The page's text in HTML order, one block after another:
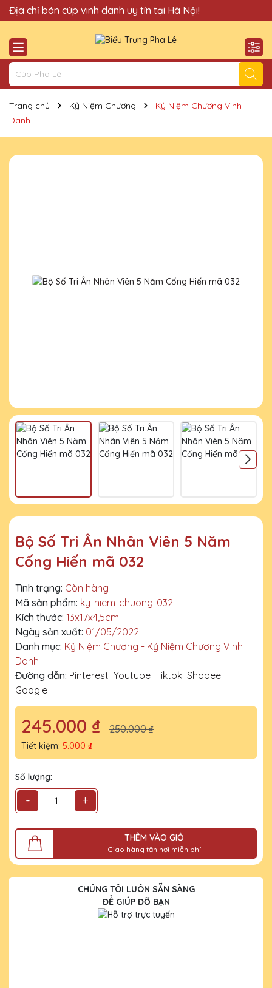
Quà Tặng Cúp Pha Lê Hà Nội QTG xin chào Quý Khách!
Địa chỉ bán cúp vinh danh uy tín tại Hà Nội!
Trang chủ Kỷ Niệm Chương
Kỷ Niệm Chương Vinh
Danh
Bộ Số Tri Ân Nhân Viên 5 Năm
Cống Hiến mã 032
Tình trạng: Còn hàng
Mã sản phẩm: ky-niem-chuong-032
Kích thước: 13x17x4,5cm
Ngày sản xuất: 01/05/2022
Danh mục: Kỷ Niệm Chương - Kỷ Niệm Chương Vinh
Danh
Đường dẫn: Pinterest Youtube Tiktok Shopee
Google
245.000 ₫ 250.000 ₫
Tiết kiệm: 5.000 ₫
Số lượng:
- +
THÊM VÀO GIỎ
Giao hàng tận nơi miễn phí
CHÚNG TÔI LUÔN SẴN SÀNG
ĐỂ GIÚP ĐỠ BẠN